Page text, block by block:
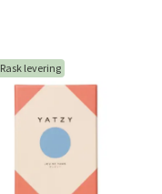
Rask levering